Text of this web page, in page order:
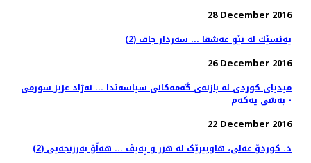
28 December 2016
یه‌ئسێك له‌ نێو عه‌شقا ... سه‌ردار جاف (2)
26 December 2016
میدیای كوردی له‌ بازنه‌ی گه‌مه‌كانی سیاسه‌تدا ... نه‌ژاد عزیز سورمی
- به‌شی یه‌كه‌م
22 December 2016
د. کوردۆ عەلی، هاوبیرێک لە هزر و پەیڤ ... هەڵۆ بەرزنجەیی (2)